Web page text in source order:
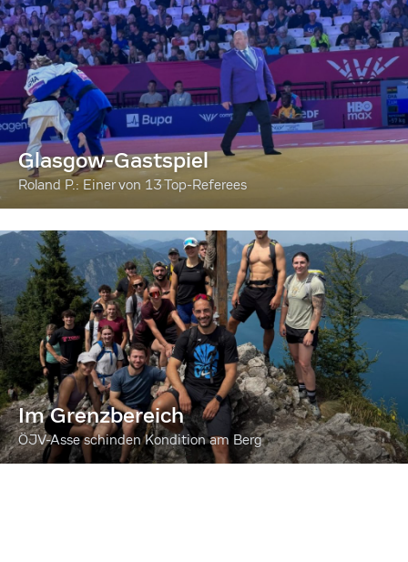
Glasgow-Gastspiel
Roland P.: Einer von 13 Top-Referees
Im Grenzbereich
ÖJV-Asse schinden Kondition am Berg